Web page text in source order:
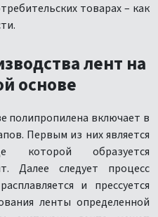
товарах – как
лент на
основе
полипропилена включает в
Первым из них является
которой образуется
Далее следует процесс
и прессуется
ленты определенной